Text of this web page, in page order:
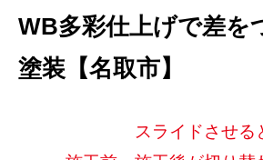
WB多彩仕上げで差を
塗装【名取市】
スライドさせる